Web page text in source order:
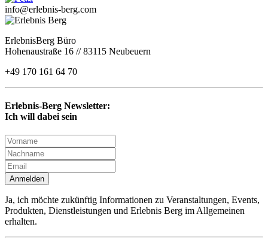
info@erlebnis-berg.com
ErlebnisBerg Büro
Hohenaustraße 16 // 83115 Neubeuern
+49 170 161 64 70
Erlebnis-Berg Newsletter:
Ich will dabei sein
Anmelden
Ja, ich möchte zukünftig Informationen zu Veranstaltungen, Events,
Produkten, Dienstleistungen und Erlebnis Berg im Allgemeinen
erhalten.